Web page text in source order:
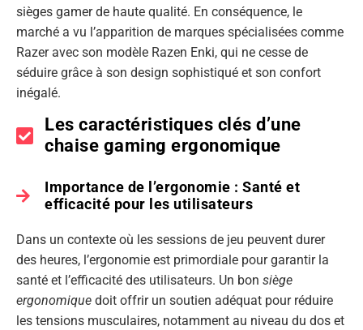
sièges gamer de haute qualité. En conséquence, le
marché a vu l’apparition de marques spécialisées comme
Razer avec son modèle Razen Enki, qui ne cesse de
séduire grâce à son design sophistiqué et son confort
inégalé.
Les caractéristiques clés d’une
chaise gaming ergonomique
Importance de l’ergonomie : Santé et
efficacité pour les utilisateurs
Dans un contexte où les sessions de jeu peuvent durer
des heures, l’ergonomie est primordiale pour garantir la
santé et l’efficacité des utilisateurs. Un bon siège
ergonomique doit offrir un soutien adéquat pour réduire
les tensions musculaires, notamment au niveau du dos et